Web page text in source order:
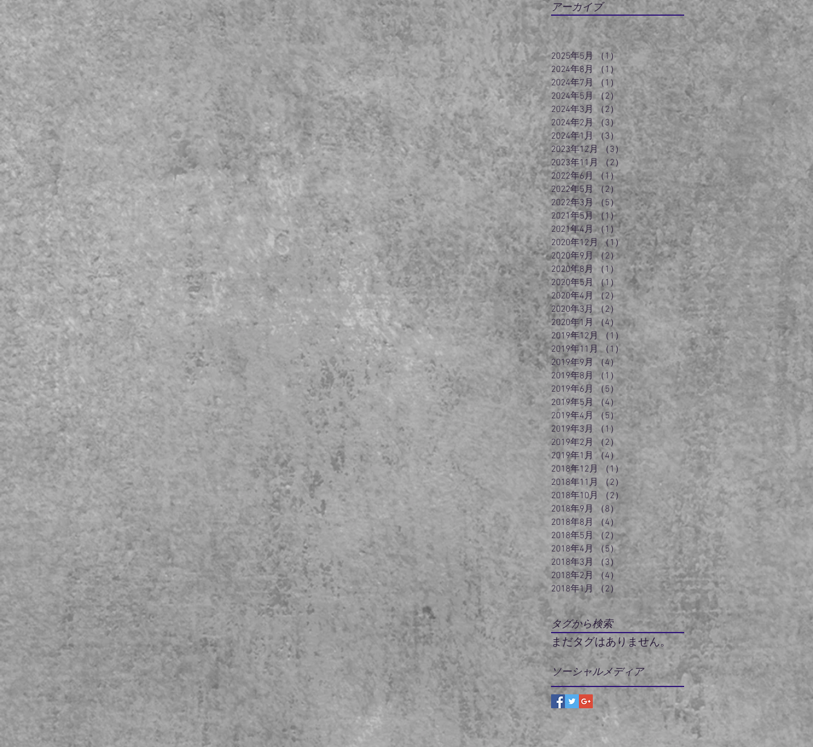
アーカイブ
2025年5月 （1）
1件の記事
2024年8月
（1） 1件の記事
2024年7月
（1）
1件の記事
2024年5月
（2）
2件の記事
2024年3月
（2）
2件の記事
2024年2月
（3）3件の記事
2024年1月
（3）
3件の記事
2023年12月 （3）
3件の記事
2023年11月
（2）
2件の記事
2022年6月
（1） 1件の記事
2022年5月 （2）
2件の記事
2022年3月 （5）5件の記事
2021年5月 （1） 1件の記事
2021年4月 （1）1件の記事
2020年12月 （1） 1件の記事
2020年9月 （2）2件の記事
2020年8月
（1）
1件の記事
2020年5月
（1）
1件の記事
2020年4月 （2）2件の記事
2020年3月 （2） 2件の記事
2020年1月 （4）4件の記事
2019年12月
（1）
1件の記事
2019年11月 （1）
1件の記事
2019年9月 （4）4件の記事
2019年8月
（1）
1件の記事
2019年6月
（5） 5件の記事
2019年5月 （4）
4件の記事
2019年4月
（5）5件の記事
2019年3月
（1）
1件の記事
2019年2月
（2） 2件の記事
2019年1月 （4） 4件の記事
2018年12月
（1）
1件の記事
2018年11月
（2）
2件の記事
2018年10月
（2）
2018年9月
（8）
8件の記事
2018年8月
（4）
4件の記事
2018年5月 （2）2件の記事
2018年4月
（5）5件の記事
2018年3月
（3）
3件の記事
2018年2月
（4）
4件の記事
2018年1月
（2） 2件の記事
タグから検索
まだタグはありません。
ソーシャルメディア